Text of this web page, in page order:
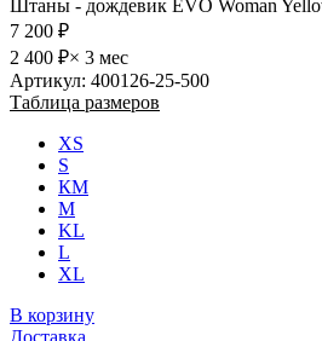
Штаны - дождевик EVO Woman
7 200 ₽
2 400 ₽× 3 мес
Артикул: 400126-25-500
Таблица размеров
XS
S
КМ
M
KL
L
XL
В корзину